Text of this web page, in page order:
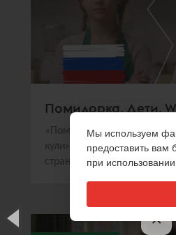
×
Помидорка. Дети.
«Помидорка» и
кулинарное шоу, в
стран готовили
Мы используем
предоставить вам
при использовании